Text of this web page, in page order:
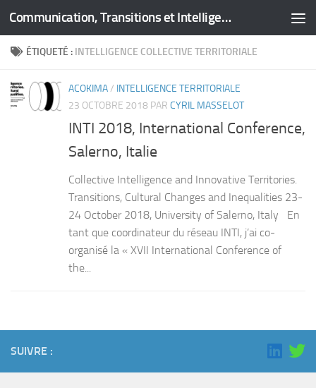
Skip to content Communication, Transitions et Intelligence Territoriale
ÉTIQUETÉ : INTELLIGENCE COLLECTIVE TERRITORIALE
ACOKIMA/ INTELLIGENCE TERRITORIALE
23 OCTOBRE 2018 PAR CYRIL MASSELOT
INTI 2018, International Conference,
Salerno, Italie
Collective Intelligence and Innovative Territories.
Transitions, Cultural Changes and Inequalities 23-
24 October 2018, University of Salerno, Italy En
tant que coordinateur du réseau INTI, j’ai co-
organisé la « XVII International Conference of
the...
SUIVRE :